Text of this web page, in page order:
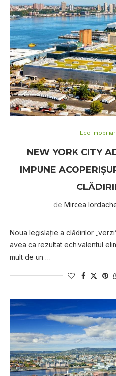
Eco
NEW YORK CITY
IMPUNE
de Mircea
Noua legislaţie a clădirilor
avea ca rezultat echivalentul
mult de un …